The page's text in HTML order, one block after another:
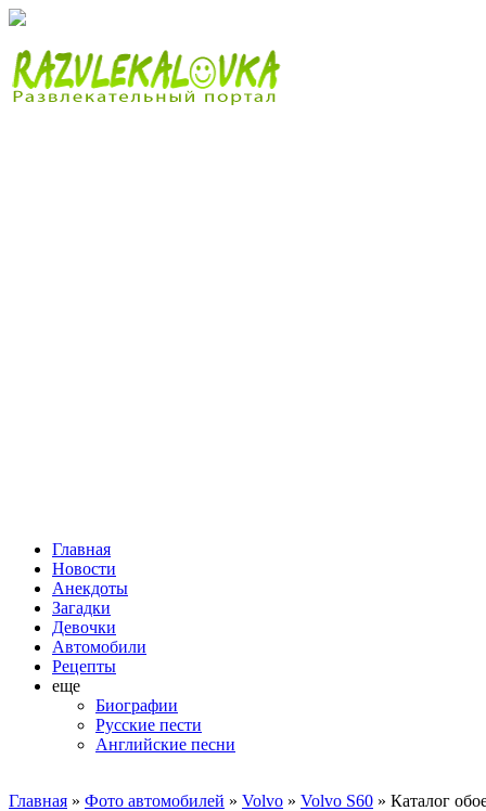
Главная
Новости
Анекдоты
Загадки
Девочки
Автомобили
Рецепты
еще
Биографии
Русские пести
Английские песни
Главная » Фото автомобилей » Volvo » Volvo S60 » Каталог